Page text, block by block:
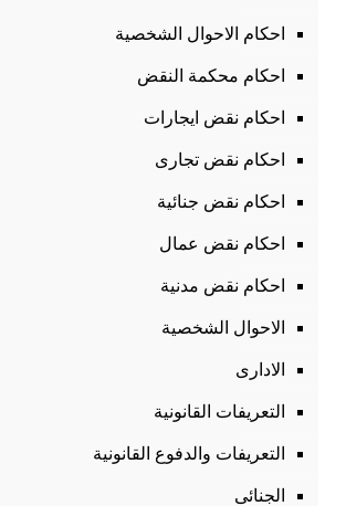
احكام الاحوال الشخصية
احكام محكمة النقض
احكام نقض ايجارات
احكام نقض تجارى
احكام نقض جنائية
احكام نقض عمال
احكام نقض مدنية
الاحوال الشخصية
الادارى
التعريفات القانونية
التعريفات والدفوع القانونية
الجنائى